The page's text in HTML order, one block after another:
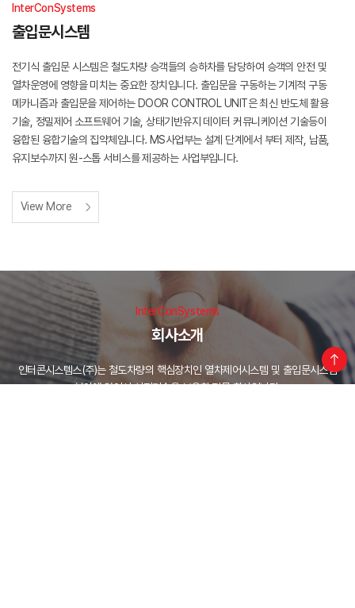
InterConSystems
출입문시스템
전기식 출입문 시스템은 철도차량 승객들의 승하차를 담당하여 승객의 안전 및
열차운영에 영향을 미치는 중요한 장치입니다. 출입문을 구동하는 기계적 구동
메카니즘과 출입문을 제어하는 DOOR CONTROL UNIT은 최신 반도체 활용
기술, 정밀제어 소프트웨어 기술, 상태기반유지 데이터 커뮤니케이션 기술등이
융합된 융합기술의 집약체입니다. MS사업부는 설계 단계에서 부터 제작, 납품,
유지보수까지 원-스톱 서비스를 제공하는 사업부입니다.
View More
InterConSystems
회사소개
인터콘시스템스(주)는 철도차량의 핵심장치인 열차제어시스템 및 출입문시스템
분야에 있어서 선진기술을 보유한 전문 회사입니다.